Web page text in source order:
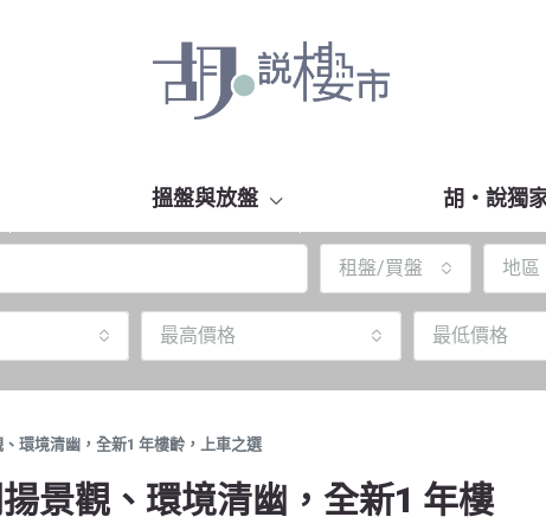
搵盤與放盤 胡‧說獨
租盤/買盤 地區
最高價格 最低價格
、環境清幽，全新1 年樓齡，上車之選
景觀、環境清幽，全新1 年樓